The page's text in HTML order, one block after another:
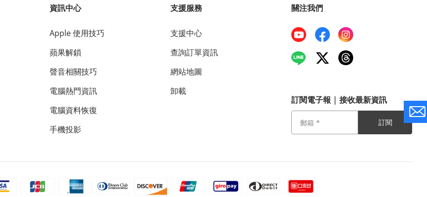
資訊中心
Apple 使用技巧
蘋果解鎖
聲音相關技巧
電腦熱門資訊
電腦資料恢復
手機投影
支援服務
支援中心
查詢訂單資訊
網站地圖
卸載
關注我們
訂閱電子報 | 接收最新資訊
訂閱